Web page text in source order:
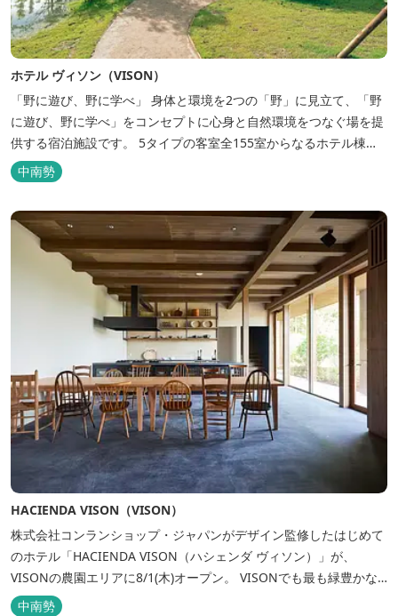
ホテル ヴィソン（VISON）
「野に遊び、野に学べ」 身体と環境を2つの「野」に見立て、「野
に遊び、野に学べ」をコンセプトに心身と自然環境をつなぐ場を提
供する宿泊施設です。 5タイプの客室全155室からなるホテル棟
と、プライベートな滞在が楽しめる一棟独立型のヴィラ6棟がござ
います。
中南勢
HACIENDA VISON（VISON）
株式会社コンランショップ・ジャパンがデザイン監修したはじめて
のホテル「HACIENDA VISON（ハシェンダ ヴィソン）」が、
VISONの農園エリアに8/1(木)オープン。 VISONでも最も緑豊かな
農園エリアに建つHACIENDA VISON。 ホテル名
中南勢